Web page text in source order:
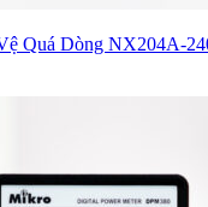
Quá Dòng NX204A-